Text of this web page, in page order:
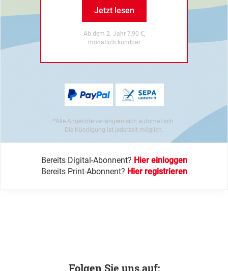
Jetzt lesen
Ab dem 2. Jahr 7,90 €,
monatlich kündbar
*Alle Angebote verlängern sich automatisch.
Die Kündigung ist jederzeit möglich.
Bereits Digital-Abonnent? Hier einloggen
Bereits Print-Abonnent? Hier registrieren
Folgen Sie uns auf: